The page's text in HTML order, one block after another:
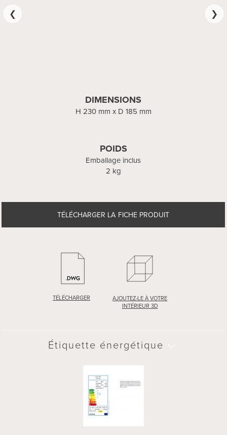
DIMENSIONS
H 230 mm x D 185 mm
POIDS
Emballage inclus
2 kg
TÉLÉCHARGER LA FICHE PRODUIT
TÉLÉCHARGER
AJOUTEZ-LE À VOTRE
INTÉRIEUR 3D
Étiquette énergétique
INTÉRIEUR 3D
Patère en acier traité antirouille par phosphatation.